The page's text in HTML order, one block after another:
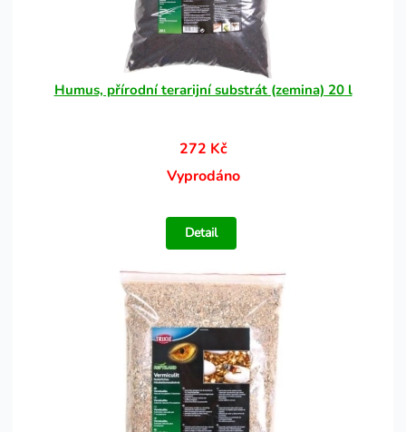
Humus, přírodní terarijní substrát (zemina) 20 l
272 Kč
Vyprodáno
Detail